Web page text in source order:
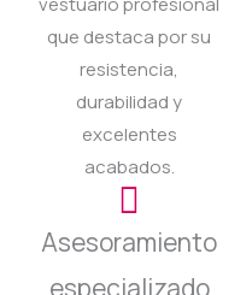
que destaca por su
resistencia,
durabilidad y
excelentes
acabados.
Asesoramiento
especializado